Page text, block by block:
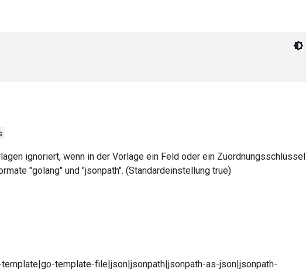
ignoriert, wenn in der Vorlage ein Feld oder ein Zuordnungsschlüssel
"golang" und "jsonpath". (Standardeinstellung true)
template|go-template-file|json|jsonpath|jsonpath-as-json|jsonpath-